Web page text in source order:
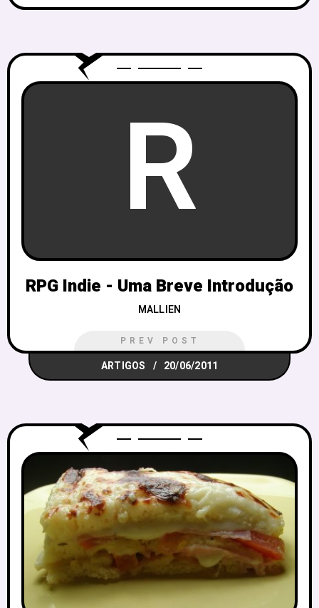
R
RPG Indie - Uma Breve Introdução
MALLIEN
PREV POST
ARTIGOS 20/06/2011